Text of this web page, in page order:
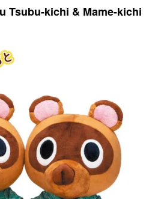
Tsubu-kichi & Mame-kichi